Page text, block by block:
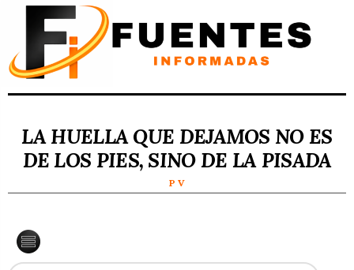
LA HUELLA QUE DEJAMOS NO ES
DE LOS PIES, SINO DE LA PISADA
P V